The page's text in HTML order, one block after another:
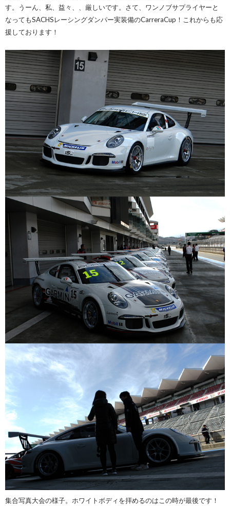
す。うーん、私、益々、、厳しいです。さて、ワンノブサプライヤーと
なってもSACHSレーシングダンパー実装備のCarreraCup！これからも応
援しております！
集合写真大会の様子。ホワイトボディを拝めるのはこの時が最後です！